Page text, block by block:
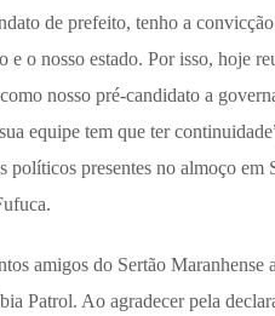
de prefeito, tenho a
o nosso estado. Por isso, hoje
nosso pré-candidato a
equipe tem que ter
políticos presentes no almoço
amigos do Sertão
Patrol. Ao agradecer pela